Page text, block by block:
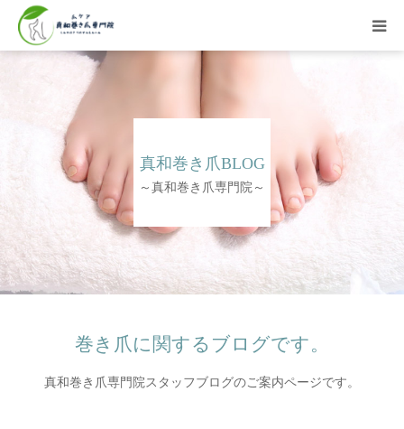
真和巻き爪BLOG
～真和巻き爪専門院～
巻き爪に関するブログです。
真和巻き爪専門院スタッフブログのご案内ページです。
HOME
巻き爪ご案内
料金表
症例・お客様の声
院長紹介
アクセス
Web予約